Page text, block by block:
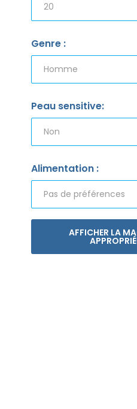
Genre :
Peau sensitive:
Alimentation :
AFFICHER LA